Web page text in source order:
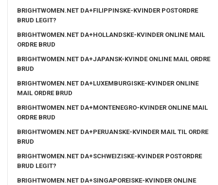
BRIGHTWOMEN.NET DA+FILIPPINSKE-KVINDER POSTORDRE
BRUD LEGIT?
BRIGHTWOMEN.NET DA+HOLLANDSKE-KVINDER ONLINE MAIL
ORDRE BRUD
BRIGHTWOMEN.NET DA+JAPANSK-KVINDE ONLINE MAIL ORDRE
BRUD
BRIGHTWOMEN.NET DA+LUXEMBURGISKE-KVINDER ONLINE
MAIL ORDRE BRUD
BRIGHTWOMEN.NET DA+MONTENEGRO-KVINDER ONLINE MAIL
ORDRE BRUD
BRIGHTWOMEN.NET DA+PERUANSKE-KVINDER MAIL TIL ORDRE
BRUD
BRIGHTWOMEN.NET DA+SCHWEIZISKE-KVINDER POSTORDRE
BRUD LEGIT?
BRIGHTWOMEN.NET DA+SINGAPOREISKE-KVINDER ONLINE